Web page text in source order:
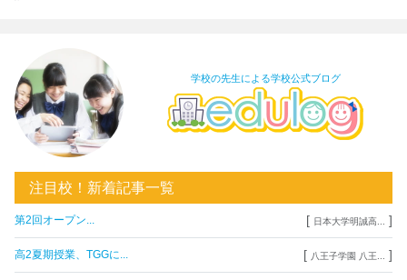
学校の先生による学校公式ブログ
注目校！新着記事一覧
第2回オープン... [ 日本大学明誠高... ]
高2夏期授業、TGGに... [ 八王子学園 八王... ]